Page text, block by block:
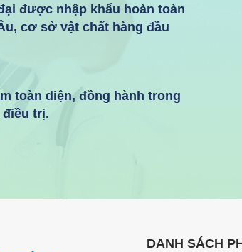
được nhập khẩu hoàn toàn
cơ sở vật chất hàng đầu
toàn diện, đồng hành trong
điều trị.
DANH SÁCH